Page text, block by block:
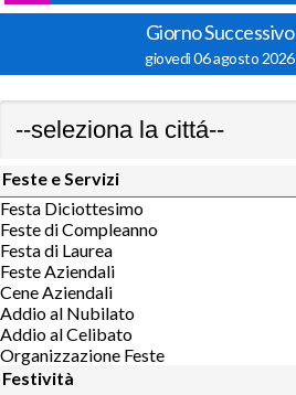
Giorno Successivo
giovedì 06 agosto 2026
Feste e Servizi
Festa Diciottesimo
Feste di Compleanno
Festa di Laurea
Feste Aziendali
Cene Aziendali
Addio al Nubilato
Addio al Celibato
Organizzazione Feste
Festività